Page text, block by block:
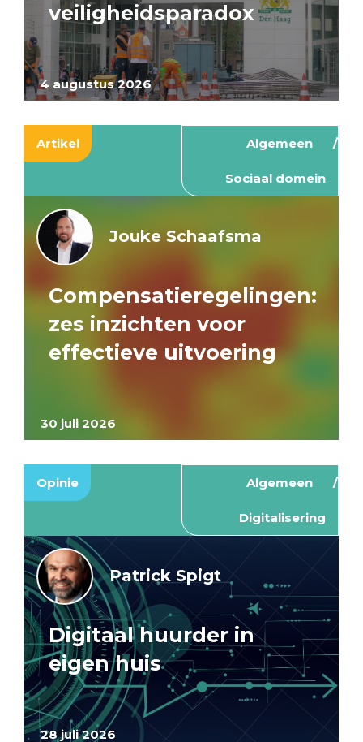
4 augustus 2026
veiligheidsparadox
Artikel Algemeen
Sociaal domein
30 juli 2026
Jouke Schaafsma
Compensatieregelingen:
zes inzichten voor
effectieve uitvoering
Opinie Algemeen
Digitalisering
28 juli 2026
Patrick Spigt
Digitaal huurder in
eigen huis